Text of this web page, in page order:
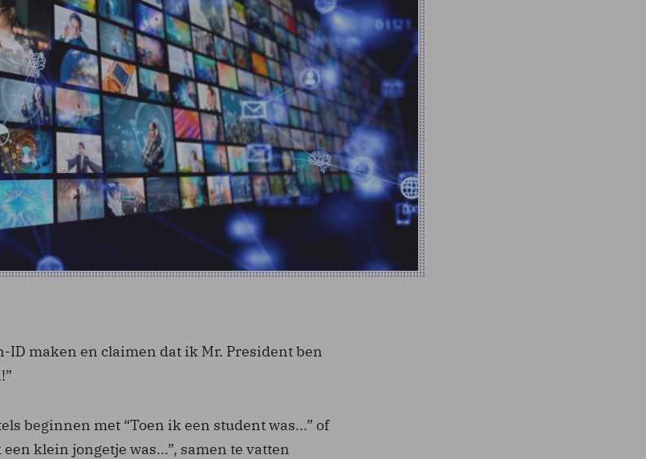
maken en claimen dat ik Mr. President ben
beginnen met “Toen ik een student was...” of
klein jongetje was...”, samen te vatten